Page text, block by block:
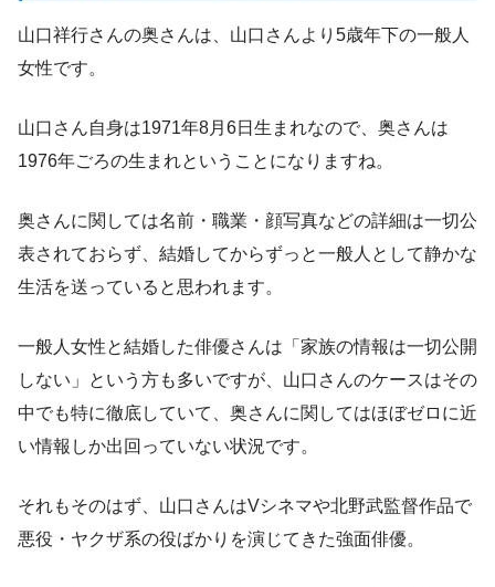
山口祥行さんの奥さんは、山口さんより5歳年下の一般人
女性です。
山口さん自身は1971年8月6日生まれなので、奥さんは
1976年ごろの生まれということになりますね。
奥さんに関しては名前・職業・顔写真などの詳細は一切公
表されておらず、結婚してからずっと一般人として静かな
生活を送っていると思われます。
一般人女性と結婚した俳優さんは「家族の情報は一切公開
しない」という方も多いですが、山口さんのケースはその
中でも特に徹底していて、奥さんに関してはほぼゼロに近
い情報しか出回っていない状況です。
それもそのはず、山口さんはVシネマや北野武監督作品で
悪役・ヤクザ系の役ばかりを演じてきた強面俳優。